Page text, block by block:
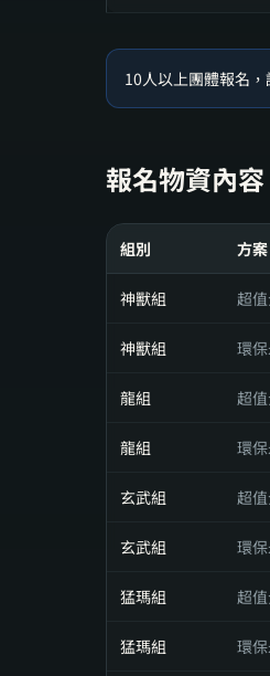
10人以上團體報名
報名物資內容
組別 方案
神獸組 超
神獸組 環
龍組 超
龍組 環
玄武組 超
玄武組 環
猛瑪組 超
猛瑪組 環